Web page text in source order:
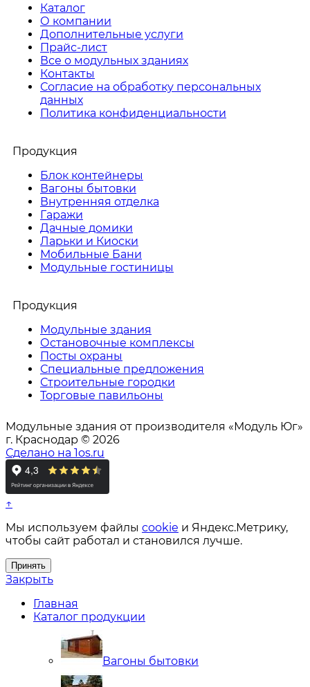
Каталог
О компании
Дополнительные услуги
Прайс-лист
Все о модульных зданиях
Контакты
Согласие на обработку персональных
данных
Политика конфиденциальности
Продукция
Блок контейнеры
Вагоны бытовки
Внутренняя отделка
Гаражи
Дачные домики
Ларьки и Киоски
Мобильные Бани
Модульные гостиницы
Продукция
Модульные здания
Остановочные комплексы
Посты охраны
Специальные предложения
Строительные городки
Торговые павильоны
Модульные здания от производителя «Модуль Юг»
г. Краснодар © 2026
Сделано на 1os.ru
↑
Мы используем файлы cookie и Яндекс.Метрику,
чтобы сайт работал и становился лучше.
Принять
Закрыть
Главная
Каталог продукции
Вагоны бытовки